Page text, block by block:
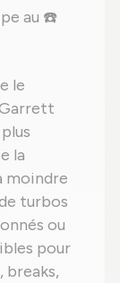
au ☎️
le
la
moindre
turbos
ou
pour
breaks,